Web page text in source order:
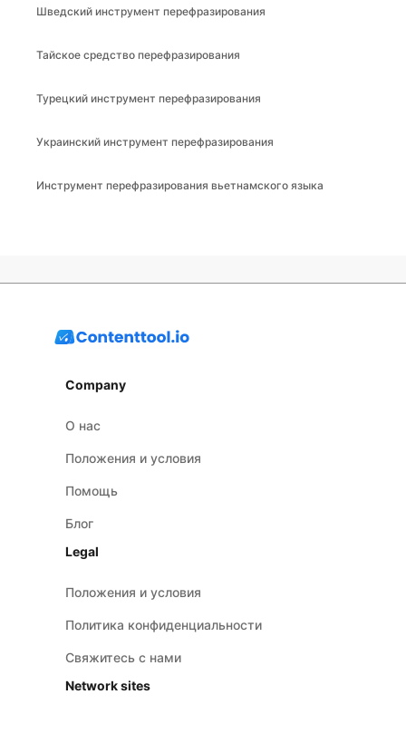
Шведский инструмент перефразирования
Тайское средство перефразирования
Турецкий инструмент перефразирования
Украинский инструмент перефразирования
Инструмент перефразирования вьетнамского языка
Company
О нас
Положения и условия
Помощь
Блог
Legal
Положения и условия
Политика конфиденциальности
Свяжитесь с нами
Network sites